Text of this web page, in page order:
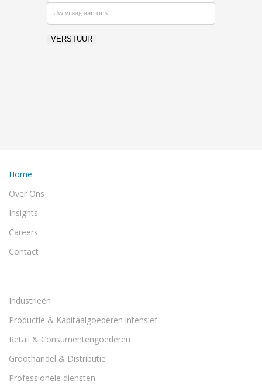
VERSTUUR
Home
Over Ons
Insights
Careers
Contact
Industrieën
Productie & Kapitaalgoederen intensief
Retail & Consumentengoederen
Groothandel & Distributie
Professionele diensten